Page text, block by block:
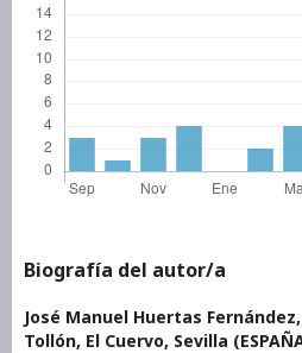
Biografía del autor/a
José Manuel Huertas Fernández,
Tollón, El Cuervo, Sevilla